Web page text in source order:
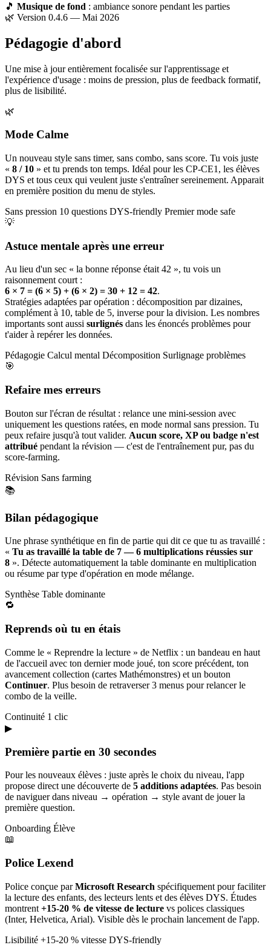
🎵 Musique de fond : ambiance sonore pendant les parties
🌿 Version 0.4.6 — Mai 2026
Pédagogie d'abord
Une mise à jour entièrement focalisée sur l'apprentissage et
l'expérience d'usage : moins de pression, plus de feedback formatif,
plus de lisibilité.
🌿
Mode Calme
Un nouveau style sans timer, sans combo, sans score. Tu vois juste
« 8 / 10 » et tu prends ton temps. Idéal pour les CP-CE1, les élèves
DYS et tous ceux qui veulent juste s'entraîner sereinement. Apparait
en première position du menu de styles.
Sans pression 10 questions DYS-friendly Premier mode safe
💡
Astuce mentale après une erreur
Au lieu d'un sec « la bonne réponse était 42 », tu vois un
raisonnement court :
6 × 7 = (6 × 5) + (6 × 2) = 30 + 12 = 42.
Stratégies adaptées par opération : décomposition par dizaines,
complément à 10, table de 5, inverse pour la division. Les nombres
importants sont aussi surlignés dans les énoncés problèmes pour
t'aider à repérer les données.
Pédagogie Calcul mental Décomposition Surlignage problèmes
🎯
Refaire mes erreurs
Bouton sur l'écran de résultat : relance une mini-session avec
uniquement les questions ratées, en mode normal sans pression. Tu
peux refaire jusqu'à tout valider. Aucun score, XP ou badge n'est
attribué pendant la révision — c'est de l'entraînement pur, pas du
score-farming.
Révision Sans farming
📚
Bilan pédagogique
Une phrase synthétique en fin de partie qui dit ce que tu as travaillé :
« Tu as travaillé la table de 7 — 6 multiplications réussies sur
8 ». Détecte automatiquement la table dominante en multiplication
ou résume par type d'opération en mode mélange.
Synthèse Table dominante
🔁
Reprends où tu en étais
Comme le « Reprendre la lecture » de Netflix : un bandeau en haut
de l'accueil avec ton dernier mode joué, ton score précédent, ton
avancement collection (cartes Mathémonstres) et un bouton
Continuer. Plus besoin de retraverser 3 menus pour relancer le
combo de la veille.
Continuité 1 clic
▶
Première partie en 30 secondes
Pour les nouveaux élèves : juste après le choix du niveau, l'app
propose direct une découverte de 5 additions adaptées. Pas besoin
de naviguer dans niveau → opération → style avant de jouer la
première question.
Onboarding Élève
📖
Police Lexend
Police conçue parMicrosoft Research spécifiquement pour faciliter
la lecture des enfants, des lecteurs lents et des élèves DYS. Études
montrent +15-20 % de vitesse de lecture vs polices classiques
(Inter, Helvetica, Arial). Visible dès le prochain lancement de l'app.
Lisibilité +15-20 % vitesse DYS-friendly